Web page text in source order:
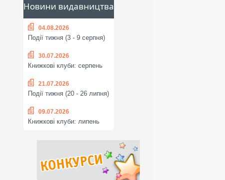
Новини видавництва
04.08.2026
Події тижня (3 - 9 серпня)
30.07.2026
Книжкові клуби: серпень
21.07.2026
Події тижня (20 - 26 липня)
09.07.2026
Книжкові клуби: липень